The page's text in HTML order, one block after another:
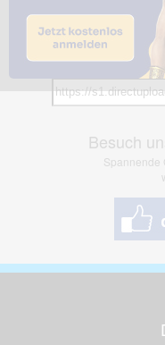
Besuch
Spannende